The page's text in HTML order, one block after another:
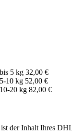
5 kg 32,00 €
10 kg 52,00 €
20 kg 82,00 €
Inhalt Ihres DHL